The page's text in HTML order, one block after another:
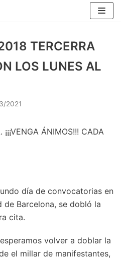
TERCERRA
LOS LUNES AL
2021
ÁNIMOS!!! CADA
día de convocatorias en
de Barcelona, se dobló la
cita.
volver a doblar la
el millar de manifestantes,